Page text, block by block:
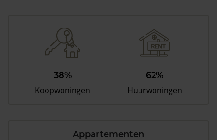
38%
Koopwoningen
62%
Huurwoningen
Appartementen